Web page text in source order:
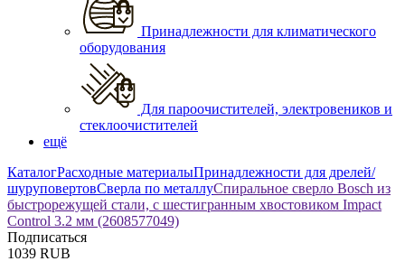
Принадлежности для климатического
оборудования
Для пароочистителей, электровеников и
стеклоочистителей
ещё
КаталогРасходные материалыПринадлежности для дрелей/
шуруповертовСверла по металлуСпиральное сверло Bosch из
быстрорежущей стали, с шестигранным хвостовиком Impact
Control 3.2 мм (2608577049)
Подписаться
1039 RUB